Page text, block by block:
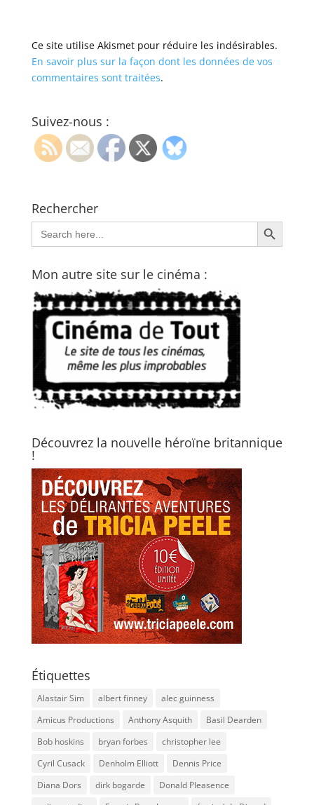
Ce site utilise Akismet pour réduire les indésirables.
En savoir plus sur la façon dont les données de vos
commentaires sont traitées.
Suivez-nous :
Rechercher
Search
for:
Search Button
Mon autre site sur le cinéma :
Découvrez la nouvelle héroïne britannique
!
Étiquettes
Alastair Sim albert finney
alec guinness
Amicus Productions
Anthony Asquith
Basil Dearden
Bob hoskins
bryan forbes
christopher lee
Cyril Cusack
Denholm Elliott
Dennis Price
Diana Dors
dirk bogarde
Donald Pleasence